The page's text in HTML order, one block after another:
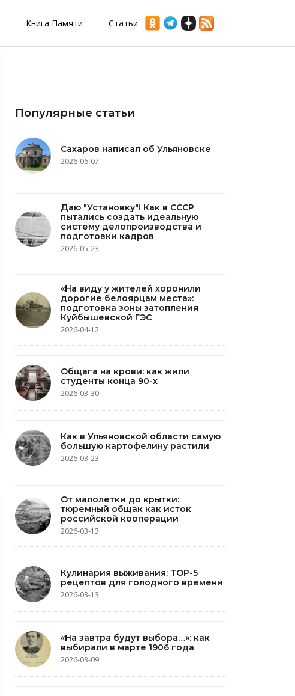
Книга Памяти Статьи
Популярные статьи
Сахаров написал об Ульяновске
2026-06-07
Даю "Установку"! Как в СССР
пытались создать идеальную
систему делопроизводства и
подготовки кадров
2026-05-23
«На виду у жителей хоронили
дорогие белоярцам места»:
подготовка зоны затопления
Куйбышевской ГЭС
2026-04-12
Общага на крови: как жили
студенты конца 90-х
2026-03-30
Как в Ульяновской области самую
большую картофелину растили
2026-03-23
От малолетки до крытки:
тюремный общак как исток
российской кооперации
2026-03-13
Кулинария выживания: TOP-5
рецептов для голодного времени
2026-03-13
«На завтра будут выбора…»: как
выбирали в марте 1906 года
2026-03-09